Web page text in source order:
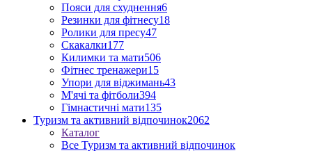
Пояси для схуднення6
Резинки для фітнесу18
Ролики для пресу47
Скакалки177
Килимки та мати506
Фітнес тренажери15
Упори для віджимань43
М'ячі та фітболи394
Гімнастичні мати135
Туризм та активний відпочинок2062
Каталог
Все Туризм та активний відпочинок